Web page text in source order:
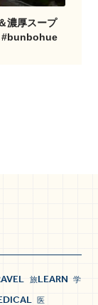
濃厚スープ
#bunbohue
旅LEARN 学
医